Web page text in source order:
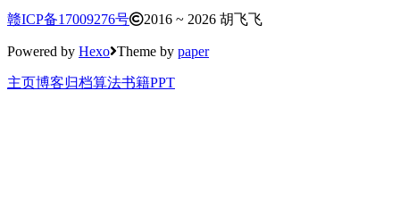
赣ICP备17009276号 2016 ~ 2026 胡飞飞
Powered by Hexo Theme by paper
主页博客归档算法书籍PPT